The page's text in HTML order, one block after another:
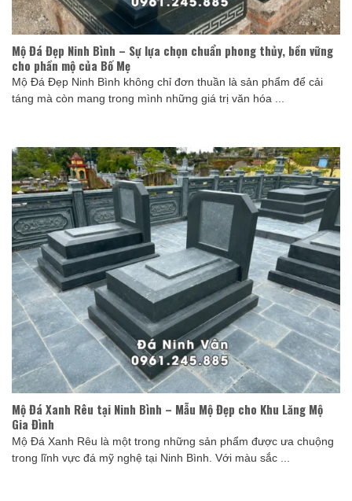
Mộ Đá Đẹp Ninh Bình – Sự lựa chọn chuẩn phong thủy, bền vững
cho phần mộ của Bố Mẹ
Mộ Đá Đẹp Ninh Bình không chỉ đơn thuần là sản phẩm để cải
táng mà còn mang trong mình những giá trị văn hóa ...
Mộ Đá Xanh Rêu tại Ninh Bình – Mẫu Mộ Đẹp cho Khu Lăng Mộ
Gia Đình
Mộ Đá Xanh Rêu là một trong những sản phẩm được ưa chuộng
trong lĩnh vực đá mỹ nghệ tại Ninh Bình. Với màu sắc ...